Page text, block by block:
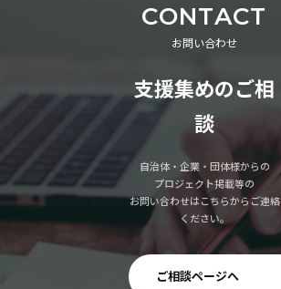
CONTACT
お問い合わせ
支援集めのご相
談
自治体・企業・団体様からの
プロジェクト掲載等の
お問い合わせはこちらからご連絡
ください。
ご相談ページへ